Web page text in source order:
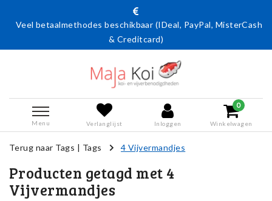
Veel betaalmethodes beschikbaar (IDeal, PayPal, MisterCash
& Creditcard)
Menu Verlanglijst Inloggen
0
Winkelwagen
Terug naar Tags | Tags 4 Vijvermandjes
Producten getagd met 4
Vijvermandjes